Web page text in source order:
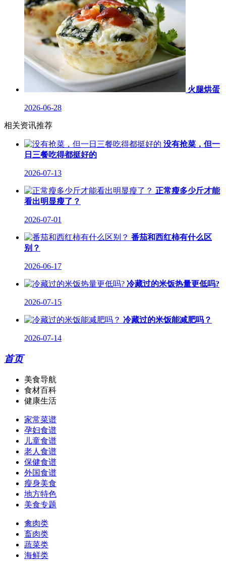
火腿烘蛋
2026-06-28
相关资讯推荐
没有抢菜，但一
日三餐吃得都挺好的
2026-07-13
正常瘦多少斤才能
看出明显瘦了？
2026-07-01
番茄和西红柿有什么区
别？
2026-06-17
冷藏过的米饭热量更低吗?
2026-07-15
冷藏过的米饭能减肥吗？
2026-07-14
首页
美食导航
食材百科
健康生活
家常菜谱
孕妇食谱
儿童食谱
老人食谱
保健食谱
外国食谱
瘦身美食
地方特色
美食专题
禽肉类
畜肉类
蔬菜类
海鲜类